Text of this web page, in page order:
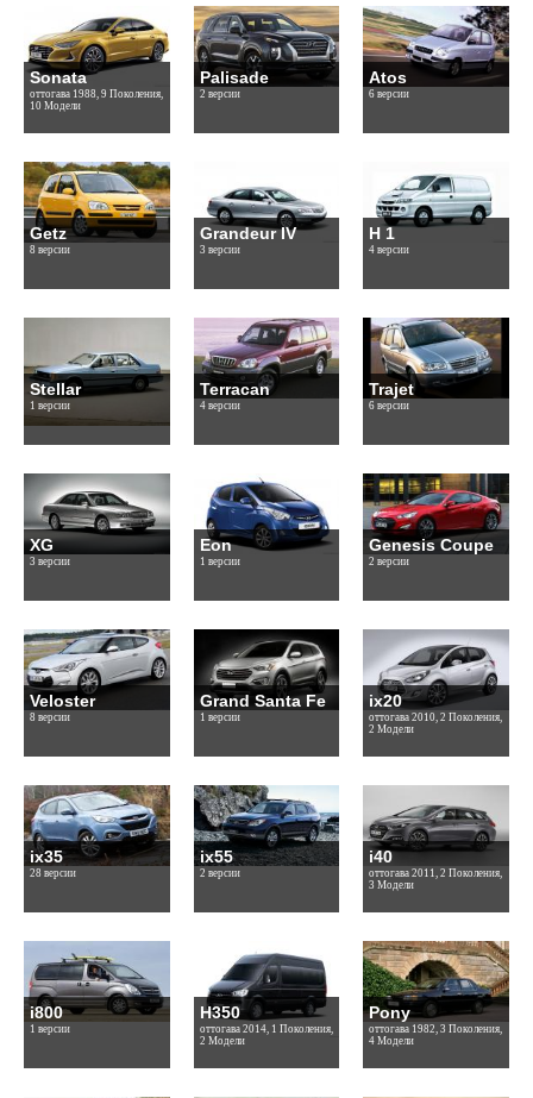
Sonata
оттогава 1988, 9 Поколения,
10 Модели
Palisade
2 версии
Atos
6 версии
Getz
8 версии
Grandeur IV
3 версии
H 1
4 версии
Stellar
1 версии
Terracan
4 версии
Trajet
6 версии
XG
3 версии
Eon
1 версии
Genesis Coupe
2 версии
Veloster
8 версии
Grand Santa Fe
1 версии
ix20
оттогава 2010, 2 Поколения,
2 Модели
ix35
28 версии
ix55
2 версии
i40
оттогава 2011, 2 Поколения,
3 Модели
i800
1 версии
H350
оттогава 2014, 1 Поколения,
2 Модели
Pony
оттогава 1982, 3 Поколения,
4 Модели